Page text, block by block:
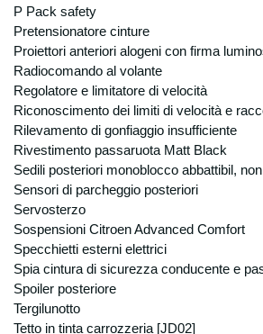
P Pack safety
Pretensionatore cinture
Proiettori anteriori alogeni con firma
Radiocomando al volante
Regolatore e limitatore di velocità
Riconoscimento dei limiti di velocità e
Rilevamento di gonfiaggio insufficiente
Rivestimento passaruota Matt Black
Sedili posteriori monoblocco abbattibil,
Sensori di parcheggio posteriori
Servosterzo
Sospensioni Citroen Advanced Comfort
Specchietti esterni elettrici
Spia cintura di sicurezza conducente e
Spoiler posteriore
Tergilunotto
Tetto in tinta carrozzeria [JD02]